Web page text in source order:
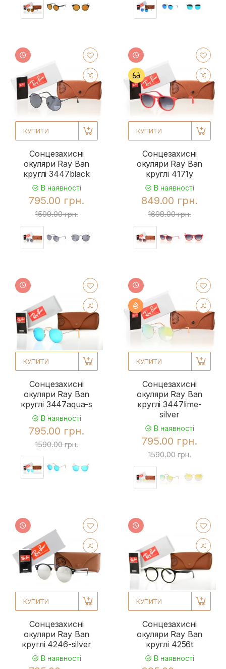
КУПИТИ
Сонцезахисні
окуляри Ray Ban
круглі 3447black
В наявності
795.00 грн.
1590.00 грн.
КУПИТИ
Сонцезахисні
окуляри Ray Ban
круглі 4171y
В наявності
849.00 грн.
1698.00 грн.
КУПИТИ
Сонцезахисні
окуляри Ray Ban
круглі 3447aqua-s
В наявності
795.00 грн.
1590.00 грн.
КУПИТИ
Сонцезахисні
окуляри Ray Ban
круглі 3447lime-
silver
В наявності
795.00 грн.
1590.00 грн.
КУПИТИ
Сонцезахисні
окуляри Ray Ban
круглі 4246-silver
В наявності
КУПИТИ
Сонцезахисні
окуляри Ray Ban
круглі 4256t
В наявності